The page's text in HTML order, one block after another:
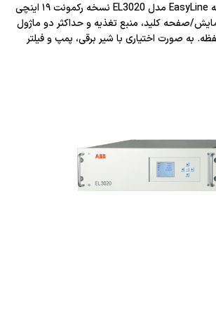
آنالایزرهای گاز پیوسته EasyLine مدل EL3020 نسخه رکمونت ۱۹ اینچی
صفحه کلید، منبع تغذیه و حداکثر دو ماژول
به صورت اختیاری با شیر برقی، پمپ و فیلتر